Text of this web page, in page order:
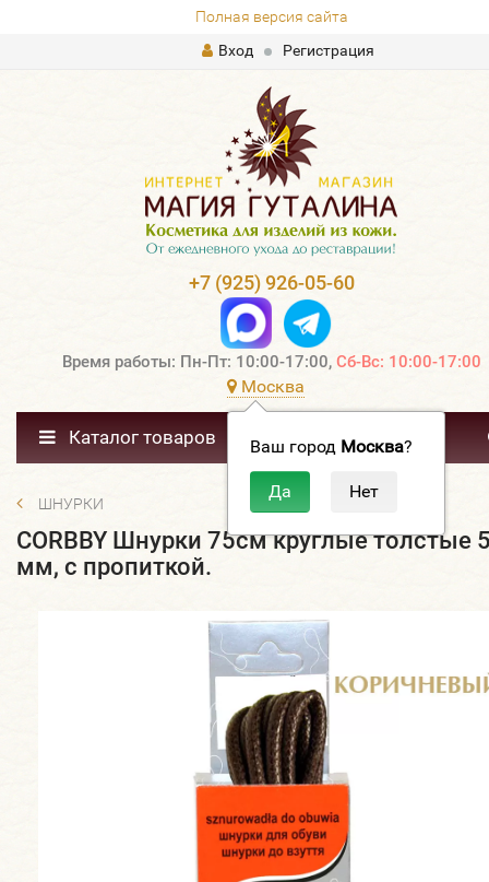
Полная версия сайта
Вход
Регистрация
+7 (925) 926-05-60
Время работы: Пн-Пт: 10:00-17:00, Сб-Вс: 10:00-17:00
Москва
Ваш город Москва?
Каталог товаров
ШНУРКИ
CORBBY Шнурки 75см круглые толстые
мм, с пропиткой.